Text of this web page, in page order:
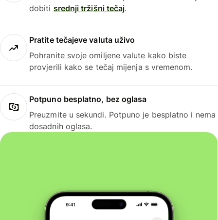
dobiti srednji tržišni tečaj.
Pratite tečajeve valuta uživo
Pohranite svoje omiljene valute kako biste
provjerili kako se tečaj mijenja s vremenom.
Potpuno besplatno, bez oglasa
Preuzmite u sekundi. Potpuno je besplatno i nema
dosadnih oglasa.